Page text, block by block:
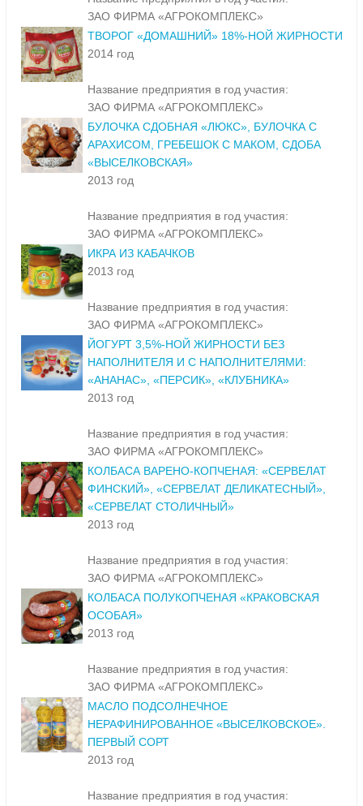
ЗАО ФИРМА «АГРОКОМПЛЕКС»
ТВОРОГ «ДОМАШНИЙ» 18%-НОЙ ЖИРНОСТИ
2014 год
Название предприятия в год участия:
ЗАО ФИРМА «АГРОКОМПЛЕКС»
БУЛОЧКА СДОБНАЯ «ЛЮКС», БУЛОЧКА С
АРАХИСОМ, ГРЕБЕШОК С МАКОМ, СДОБА
«ВЫСЕЛКОВСКАЯ»
2013 год
Название предприятия в год участия:
ЗАО ФИРМА «АГРОКОМПЛЕКС»
ИКРА ИЗ КАБАЧКОВ
2013 год
Название предприятия в год участия:
ЗАО ФИРМА «АГРОКОМПЛЕКС»
ЙОГУРТ 3,5%-НОЙ ЖИРНОСТИ БЕЗ
НАПОЛНИТЕЛЯ И С НАПОЛНИТЕЛЯМИ:
«АНАНАС», «ПЕРСИК», «КЛУБНИКА»
2013 год
Название предприятия в год участия:
ЗАО ФИРМА «АГРОКОМПЛЕКС»
КОЛБАСА ВАРЕНО-КОПЧЕНАЯ: «СЕРВЕЛАТ
ФИНСКИЙ», «СЕРВЕЛАТ ДЕЛИКАТЕСНЫЙ»,
«СЕРВЕЛАТ СТОЛИЧНЫЙ»
2013 год
Название предприятия в год участия:
ЗАО ФИРМА «АГРОКОМПЛЕКС»
КОЛБАСА ПОЛУКОПЧЕНАЯ «КРАКОВСКАЯ
ОСОБАЯ»
2013 год
Название предприятия в год участия:
ЗАО ФИРМА «АГРОКОМПЛЕКС»
МАСЛО ПОДСОЛНЕЧНОЕ
НЕРАФИНИРОВАННОЕ «ВЫСЕЛКОВСКОЕ».
ПЕРВЫЙ СОРТ
2013 год
Название предприятия в год участия: